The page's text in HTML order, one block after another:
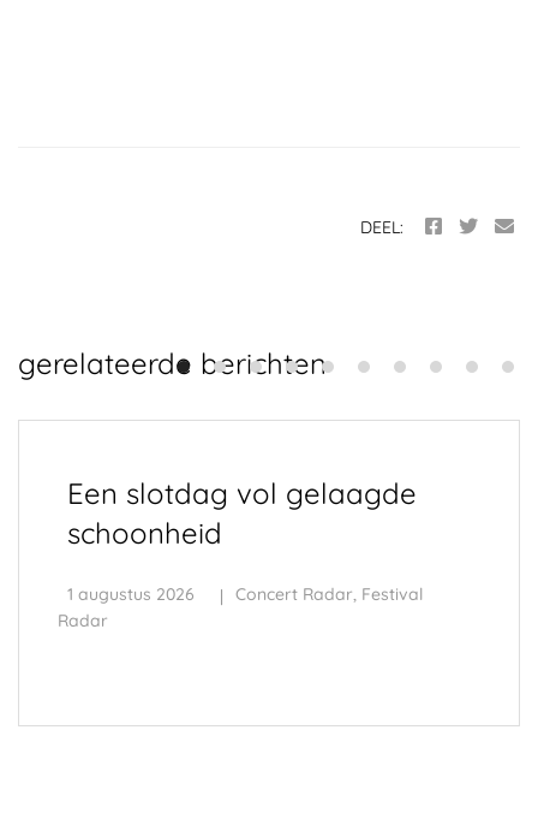
DEEL:
gerelateerde berichten
Een slotdag vol gelaagde
schoonheid
1 augustus 2026 Concert Radar, Festival
Radar